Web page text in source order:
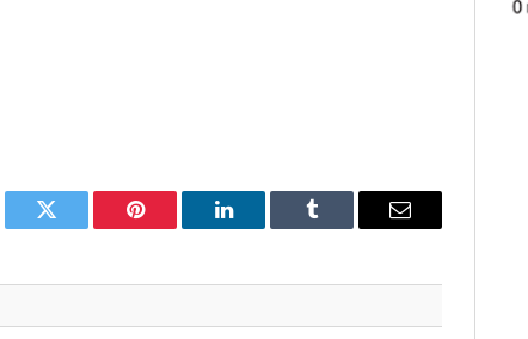
Twitter Pinterest LinkedIn Tumblr Email